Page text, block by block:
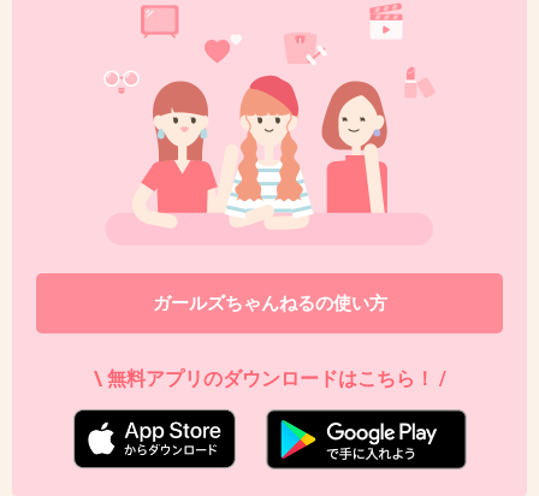
ガールズちゃんねるの使い方
\ 無料アプリのダウンロードはこちら！ /